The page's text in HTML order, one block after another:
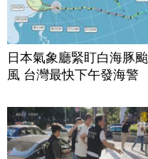
日本氣象廳緊盯白海豚颱
風 台灣最快下午發海警